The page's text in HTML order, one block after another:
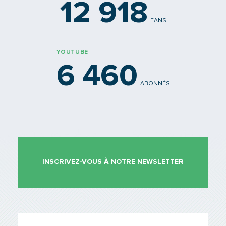
12 918 FANS
YOUTUBE
6 460 ABONNÉS
INSCRIVEZ-VOUS À NOTRE NEWSLETTER